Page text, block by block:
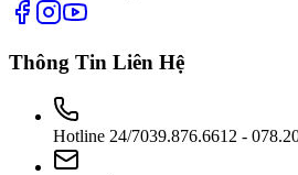
Thông Tin Liên Hệ
Hotline 24/7039.876.6612 -